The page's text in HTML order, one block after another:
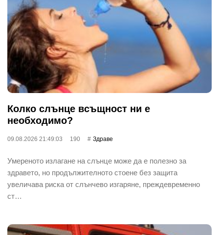
Колко слънце всъщност ни е
необходимо?
09.08.2026 21:49:03 190 Здраве
Умереното излагане на слънце може да е полезно за
здравето, но продължителното стоене без защита
увеличава риска от слънчево изгаряне, преждевременно
ст…